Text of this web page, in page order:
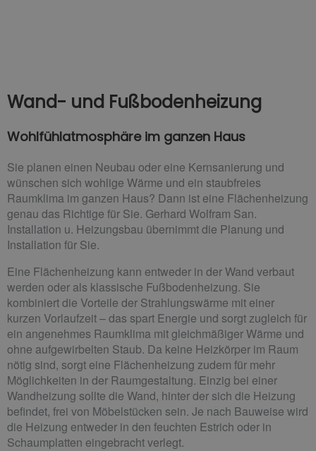
Wand- und Fußbodenheizung
Wohlfühlatmosphäre im ganzen Haus
Sie planen einen Neubau oder eine Kernsanierung und
wünschen sich wohlige Wärme und ein staubfreies
Raumklima im ganzen Haus? Dann ist eine Flächenheizung
genau das Richtige für Sie. Gerhard Wolfram San.
Installation u. Heizungsbau übernimmt die Planung und
Installation für Sie.
Eine Flächenheizung kann entweder in der Wand verbaut
werden oder als klassische Fußbodenheizung. Sie
kombiniert die Vorteile der Strahlungswärme mit einer
kurzen Vorlaufzeit – das spart Energie und sorgt zugleich für
ein angenehmes Raumklima mit gleichmäßiger Wärme und
ohne aufgewirbelten Staub. Da keine Heizkörper im Raum
nötig sind, sorgt eine Flächenheizung zudem für mehr
Möglichkeiten in der Raumgestaltung. Einzig bei einer
Wandheizung sollte die Wand, hinter der sich die Heizung
befindet, frei von Möbelstücken sein. Je nach Bauweise wird
die Heizung entweder in den feuchten Estrich oder in
Schaumplatten eingebracht verlegt.